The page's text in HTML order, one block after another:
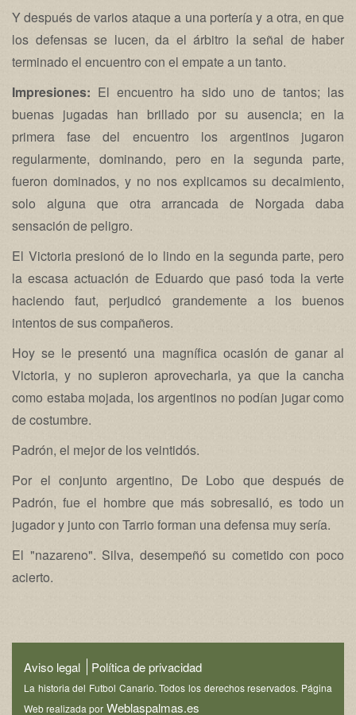
Y después de varios ataque a una portería y a otra, en que
los defensas se lucen, da el árbitro la señal de haber
terminado el encuentro con el empate a un tanto.
Impresiones: El encuentro ha sido uno de tantos; las
buenas jugadas han brillado por su ausencia; en la
primera fase del encuentro los argentinos jugaron
regularmente, dominando, pero en la segunda parte,
fueron dominados, y no nos explicamos su decaimiento,
solo alguna que otra arrancada de Norgada daba
sensación de peligro.
El Victoria presionó de lo lindo en la segunda parte, pero
la escasa actuación de Eduardo que pasó toda la verte
haciendo faut, perjudicó grandemente a los buenos
intentos de sus compañeros.
Hoy se le presentó una magnífica ocasión de ganar al
Victoria, y no supieron aprovecharla, ya que la cancha
como estaba mojada, los argentinos no podían jugar como
de costumbre.
Padrón, el mejor de los veintidós.
Por el conjunto argentino, De Lobo que después de
Padrón, fue el hombre que más sobresalió, es todo un
jugador y junto con Tarrio forman una defensa muy sería.
El "nazareno". Silva, desempeñó su cometido con poco
acierto.
Aviso legal Política de privacidad
La historia del Futbol Canario. Todos los derechos reservados. Página
Web realizada por Weblaspalmas.es